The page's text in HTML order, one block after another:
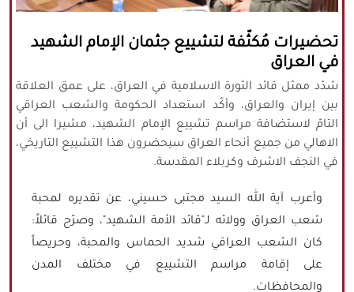
كافة الحقوق محفوظة لموقع نورنيوز
يُرجى ذكر المصدر عند نقل أي موضوع عن
تحضيرات مُكثّفة لتشييع جثمان الإمام الشهيد
في العراق
شدّد ممثل قائد الثورة الاسلامية في العراق، على عمق العلاقة
بين إيران والعراق، وأكّد استعداد الحكومة والشعب العراقي
التامّ لاستضافة مراسم تشييع الإمام الشهيد، مشيرا الى أن
الاهالي من جميع أنحاء العراق سيحضرون هذا التشييع التاريخي،
في النجف الاشرف وكربلاء المقدسة.
وأعرب آية الله السيد مجتبى حسيني، عن تقديره لمحبة
شعب العراق وولائه لـ"قائد الأمة الشهيد"، وصرّح قائلاً:
كان الشعب العراقي شديد الحماس والمحبة، وحريصاً
على إقامة مراسم التشييع في مختلف المدن
والمحافظات.